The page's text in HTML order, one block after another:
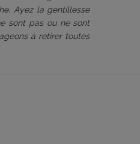
Ayez la gentillesse
sont pas ou ne sont
à retirer toutes